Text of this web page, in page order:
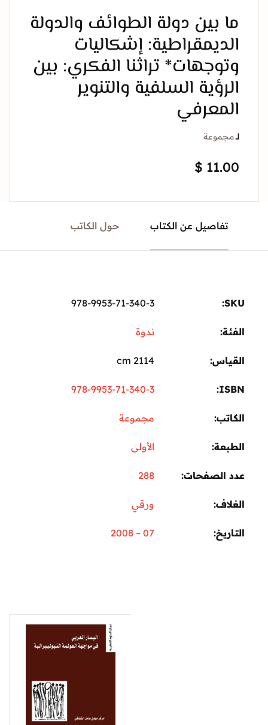
ما بين دولة الطوائف والدولة
الديمقراطية: إشكاليات
وتوجهات* تراثنا الفكري: بين
الرؤية السلفية والتنوير
المعرفي
لــمجموعة
$ 11.00
تفاصيل عن الكتاب حول الكاتب
SKU:
978-9953-71-340-3
الفئة: ندوة
القياس 2114 cm
ISBN
978-9953-71-340-3
الكاتب مجموعة
الطبعة الأولى
عدد الصفحات 288
الغلاف ورقي
التاريخ 07 – 2008